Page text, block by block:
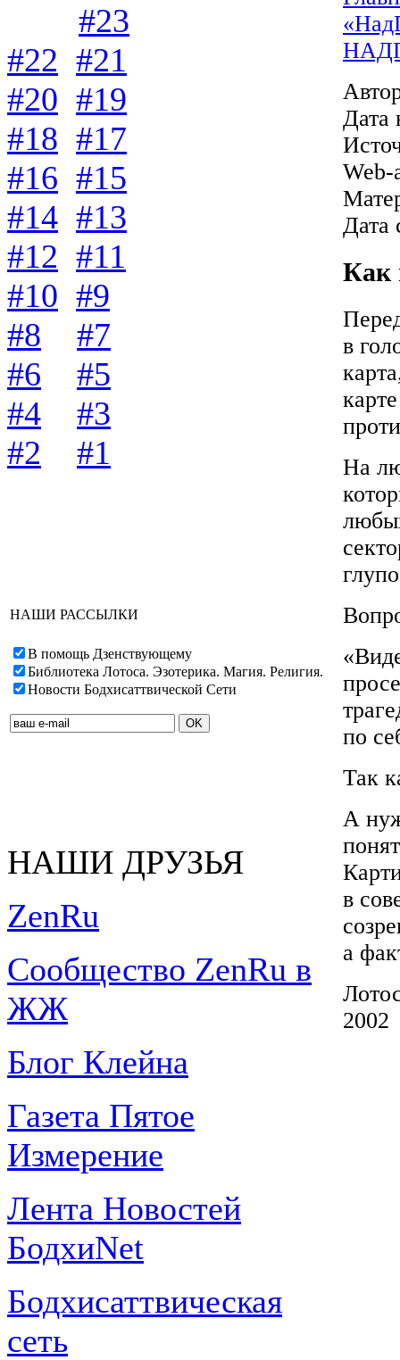
#23
#22 #21
#20 #19
#18 #17
#16 #15
#14 #13
#12 #11
#10 #9
#8
#7
#6
#5
#4
#3
#2
#1
НАШИ РАССЫЛКИ
В помощь Дзенствующему
Библиотека Лотоса. Эзотерика. Магия. Религия.
Новости Бодхисаттвической Сети
НАШИ ДРУЗЬЯ
ZenRu
Сообщество ZenRu в
ЖЖ
Блог Клейна
Газета Пятое
Измерение
Лента Новостей
БодхиNet
Бодхисаттвическая
сеть
Дата
Дата
Как
в
На
по
Так
А
в
а
2002